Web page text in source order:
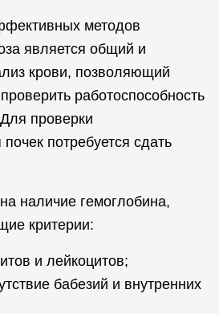
методов
является общий и
крови, позволяющий
работоспособность
проверки
потребуется сдать
наличие гемоглобина,
критерии:
и лейкоцитов;
бабезий и внутренних